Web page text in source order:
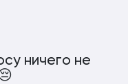
ничего не